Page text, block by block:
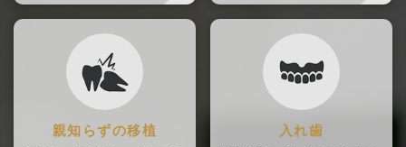
親知らずの移植 入れ歯